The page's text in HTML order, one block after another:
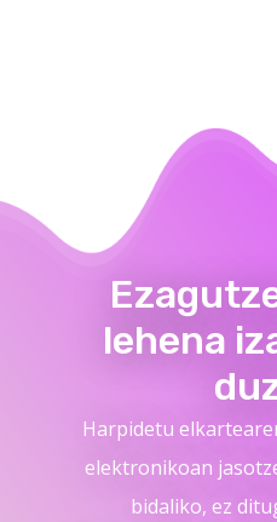
lehena
Harpidetu
elektronikoan
bidaliko, ez